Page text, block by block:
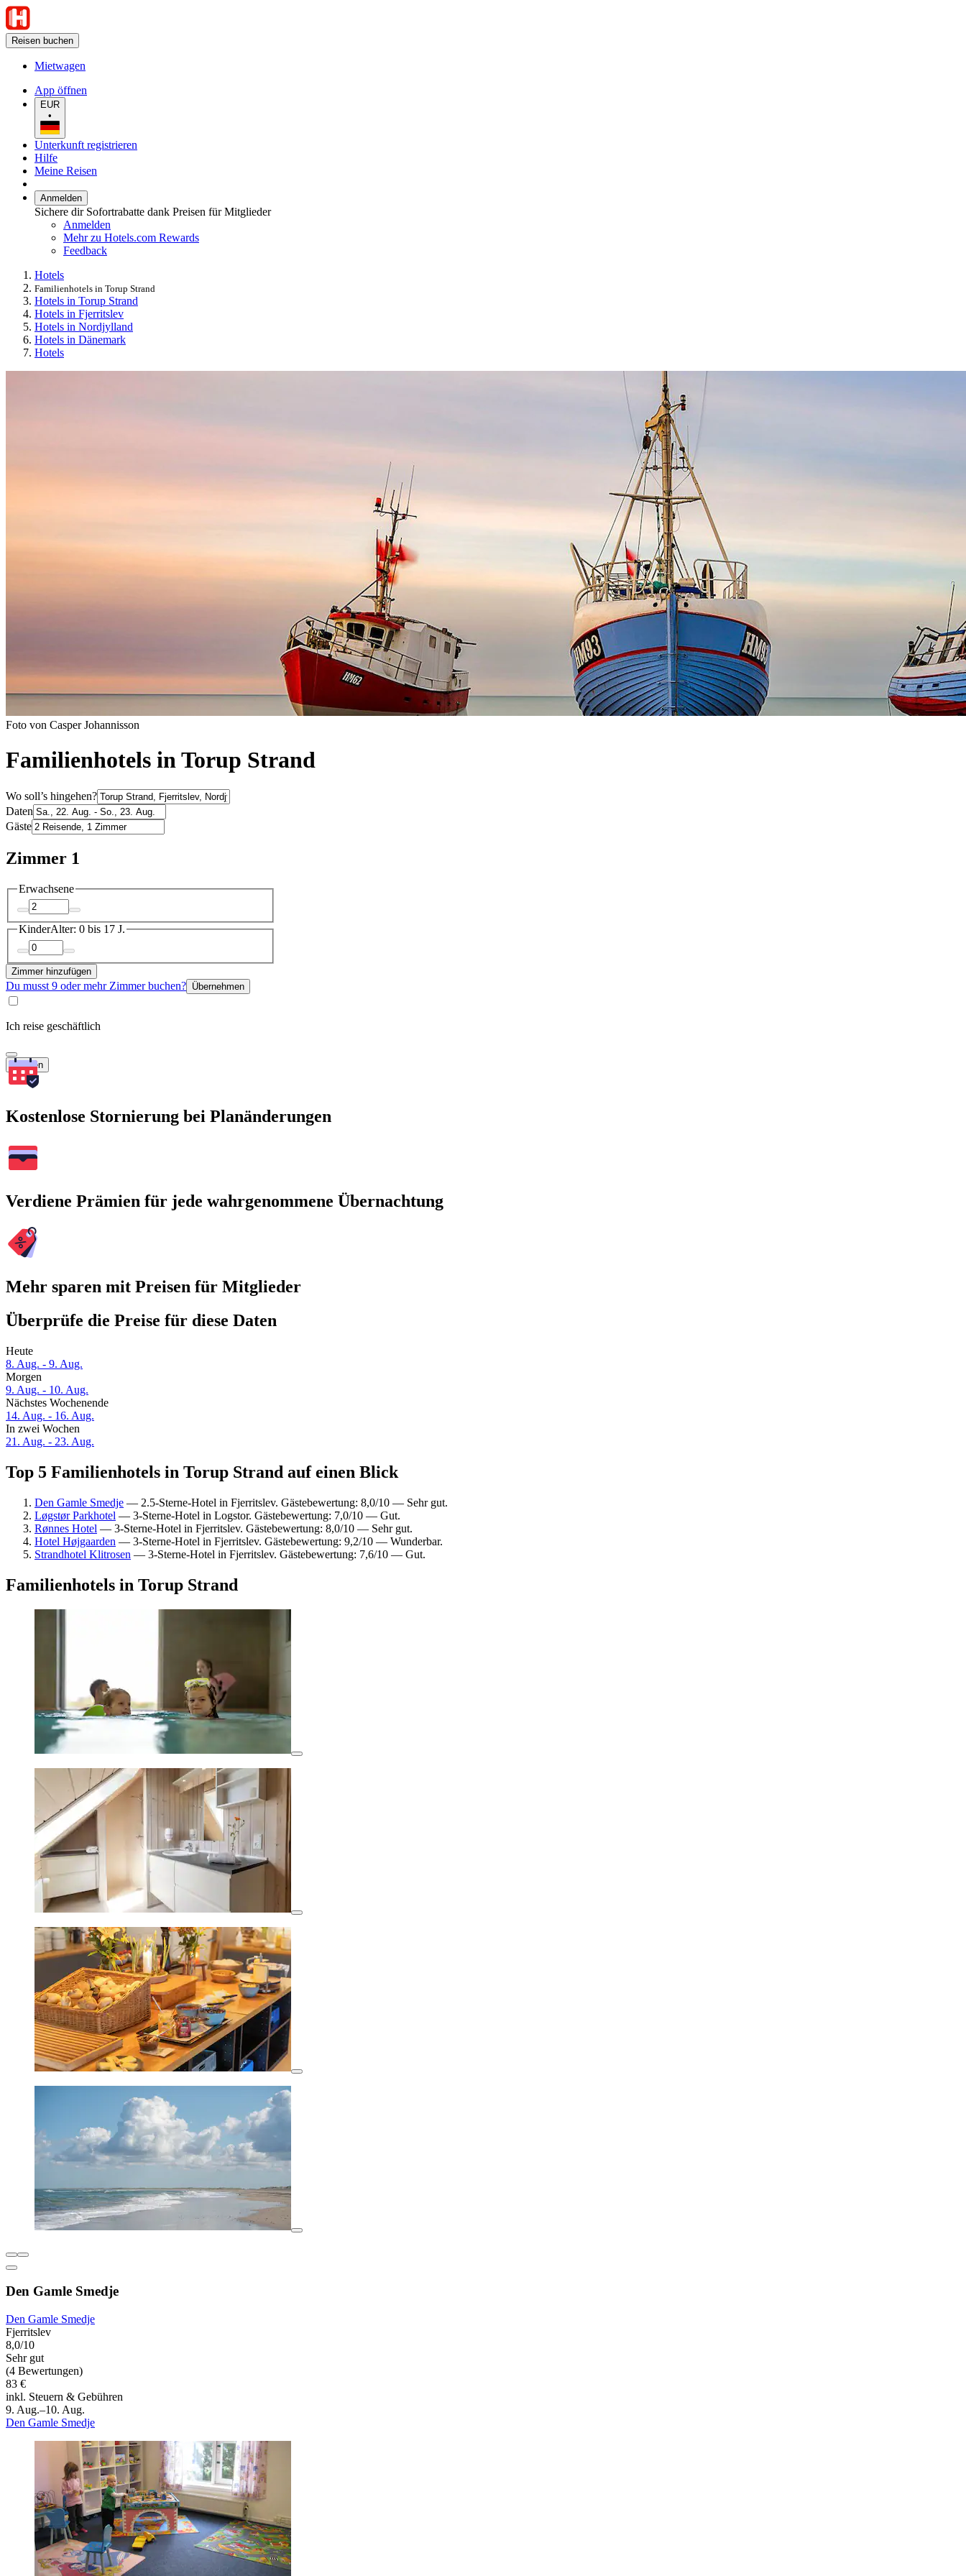
Reisen buchen
Mietwagen
App öffnen
EUR
•
Unterkunft registrieren
Hilfe
Meine Reisen
Anmelden
Sichere dir Sofortrabatte dank Preisen für Mitglieder
Anmelden
Mehr zu Hotels.com Rewards
Feedback
Hotels
Familienhotels in Torup Strand
Hotels in Torup Strand
Hotels in Fjerritslev
Hotels in Nordjylland
Hotels in Dänemark
Hotels
Foto von Casper Johannisson
Familienhotels in Torup Strand
Wo soll’s hingehen?
Daten
Gäste
Zimmer 1
Erwachsene
KinderAlter: 0 bis 17 J.
Zimmer hinzufügen
Du musst 9 oder mehr Zimmer buchen? Übernehmen
Ich reise geschäftlich
Suchen
Kostenlose Stornierung bei Planänderungen
Verdiene Prämien für jede wahrgenommene Übernachtung
Mehr sparen mit Preisen für Mitglieder
Überprüfe die Preise für diese Daten
Heute
8. Aug. - 9. Aug.
Morgen
9. Aug. - 10. Aug.
Nächstes Wochenende
14. Aug. - 16. Aug.
In zwei Wochen
21. Aug. - 23. Aug.
Top 5 Familienhotels in Torup Strand auf einen Blick
Den Gamle Smedje — 2.5-Sterne-Hotel in Fjerritslev. Gästebewertung: 8,0/10 — Sehr gut.
Løgstør Parkhotel — 3-Sterne-Hotel in Logstor. Gästebewertung: 7,0/10 — Gut.
Rønnes Hotel — 3-Sterne-Hotel in Fjerritslev. Gästebewertung: 8,0/10 — Sehr gut.
Hotel Højgaarden — 3-Sterne-Hotel in Fjerritslev. Gästebewertung: 9,2/10 — Wunderbar.
Strandhotel Klitrosen — 3-Sterne-Hotel in Fjerritslev. Gästebewertung: 7,6/10 — Gut.
Familienhotels in Torup Strand
Den Gamle Smedje
Den Gamle Smedje
Fjerritslev
8,0/10
Sehr gut
(4 Bewertungen)
83 €
inkl. Steuern & Gebühren
9. Aug.–10. Aug.
Den Gamle Smedje